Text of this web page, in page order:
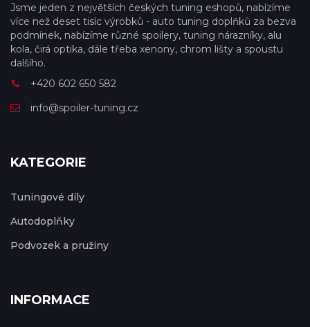
Jsme jeden z největších českých tuning eshopů, nabízíme
více než deset tisíc výrobků - auto tuning doplňků za bezva
podmínek, nabízíme různé spoilery, tuning nárazníky, alu
kola, čirá optika, dále třeba xenony, chrom lišty a spoustu
dalšího.
+420 602 650 582
info@spoiler-tuning.cz
KATEGORIE
Tuningové díly
Autodoplňky
Podvozek a pružiny
INFORMACE